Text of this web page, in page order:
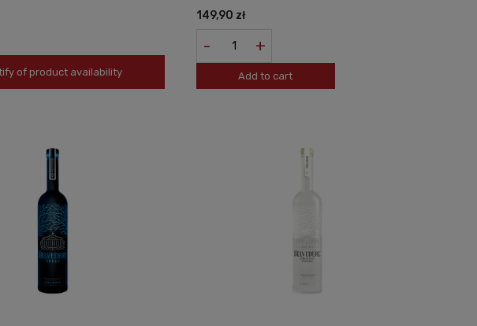
of product availability
149,90 zł
- +
Add to cart